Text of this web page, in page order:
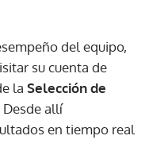
del equipo,
su cuenta de
la Selección de
. Desde allí
en tiempo real